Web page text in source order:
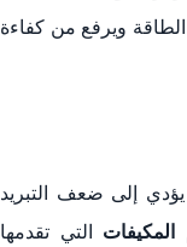
ويرفع من كفاءة
يؤدي إلى ضعف التبريد
التي تقدمها